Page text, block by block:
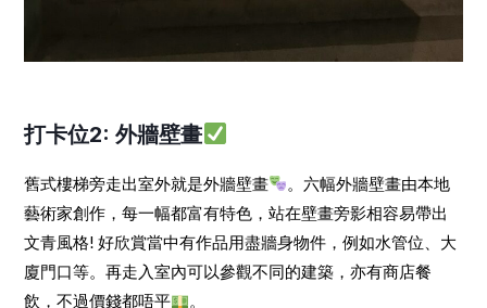
打卡位2: 外牆壁畫
舊式樓梯旁走出室外就是外牆壁畫
。六幅外牆壁畫由本地
藝術家創作，每一幅都富有特色，站在壁畫旁影相容易帶出
文青風格! 好欣賞當中有作品用盡牆身物件，例如水管位、大
廈門口等。再走入室內可以參觀不同的建築，亦有商店餐
飲，不過價錢都唔平
。